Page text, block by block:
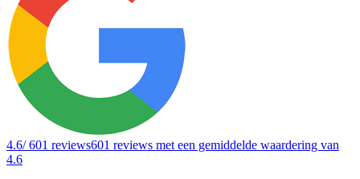
4.6/ 601 reviews601 reviews met een gemiddelde waardering van
4.6